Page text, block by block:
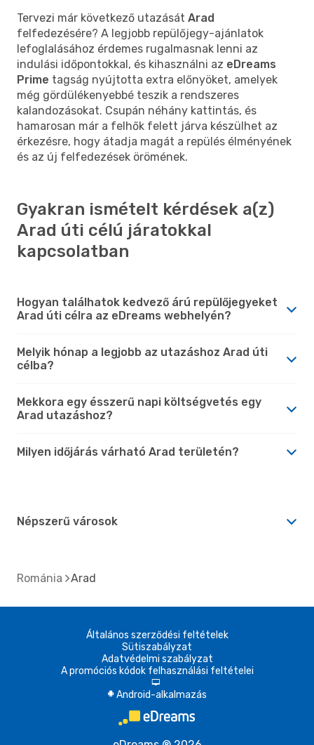
Tervezi már következő utazását Arad
felfedezésére? A legjobb repülőjegy-ajánlatok
lefoglalásához érdemes rugalmasnak lenni az
indulási időpontokkal, és kihasználni az eDreams
Prime tagság nyújtotta extra előnyöket, amelyek
még gördülékenyebbé teszik a rendszeres
kalandozásokat. Csupán néhány kattintás, és
hamarosan már a felhők felett járva készülhet az
érkezésre, hogy átadja magát a repülés élményének
és az új felfedezések örömének.
Gyakran ismételt kérdések a(z)
Arad úti célú járatokkal
kapcsolatban
Hogyan találhatok kedvező árú repülőjegyeket
Arad úti célra az eDreams webhelyén?
Melyik hónap a legjobb az utazáshoz Arad úti
célba?
Mekkora egy ésszerű napi költségvetés egy
Arad utazáshoz?
Milyen időjárás várható Arad területén?
Népszerű városok
Románia Arad
Általános szerződési feltételek
Sütiszabályzat
Adatvédelmi szabályzat
A promóciós kódok felhasználási feltételei
d
A Android-alkalmazás